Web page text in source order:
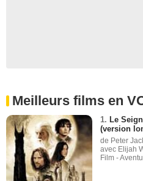
Meilleurs films en
1. Le
(version
de Peter
avec Elijah
Film -